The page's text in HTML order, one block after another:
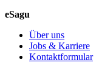
eSagu
Über uns
Jobs & Karriere
Kontaktformular